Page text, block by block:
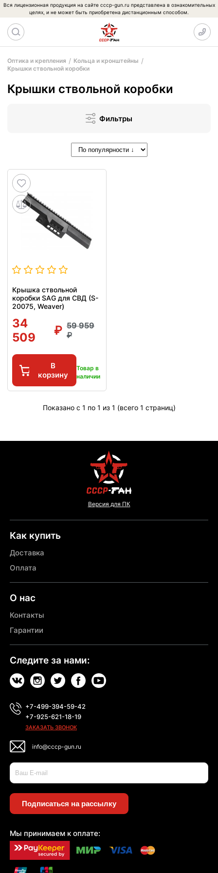
Вся лицензионная продукция на сайте cccp-gun.ru представлена в ознакомительных
целях, и не может быть приобретена дистанционным способом.
Оптика и крепления
Кольца и кронштейны
Крышки ствольной коробки
Крышки ствольной коробки
Фильтры
Крышка ствольной
коробки SAG для СВД (S-
20075, Weaver)
34
509
59 959
В
корзину
Товар в
наличии
Показано с 1 по 1 из 1 (всего 1 страниц)
Версия для ПК
Как купить
Доставка
Оплата
О нас
Контакты
Гарантии
Следите за нами:
+7-499-394-59-42
+7-925-621-18-19
ЗАКАЗАТЬ ЗВОНОК
info@cccp-gun.ru
Подписаться на рассылку
Мы принимаем к оплате: